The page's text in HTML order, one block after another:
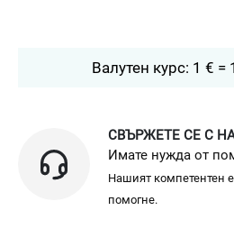
Валутен курс: 1 € =
СВЪРЖЕТЕ СЕ С
Имате нужда от
Нашият компетентен
помогне.